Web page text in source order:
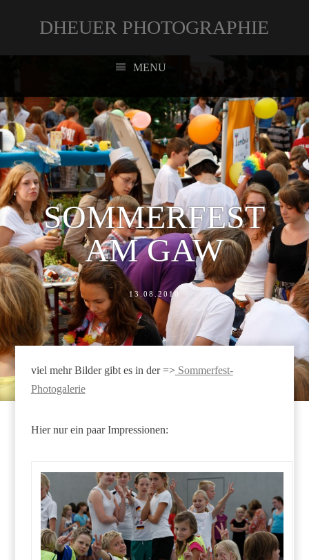
DHEUER PHOTOGRAPHIE
MENU
SOMMERFEST
AM GAW
13.08.2010
viel mehr Bilder gibt es in der =>Sommerfest-
Photogalerie
Hier nur ein paar Impressionen: